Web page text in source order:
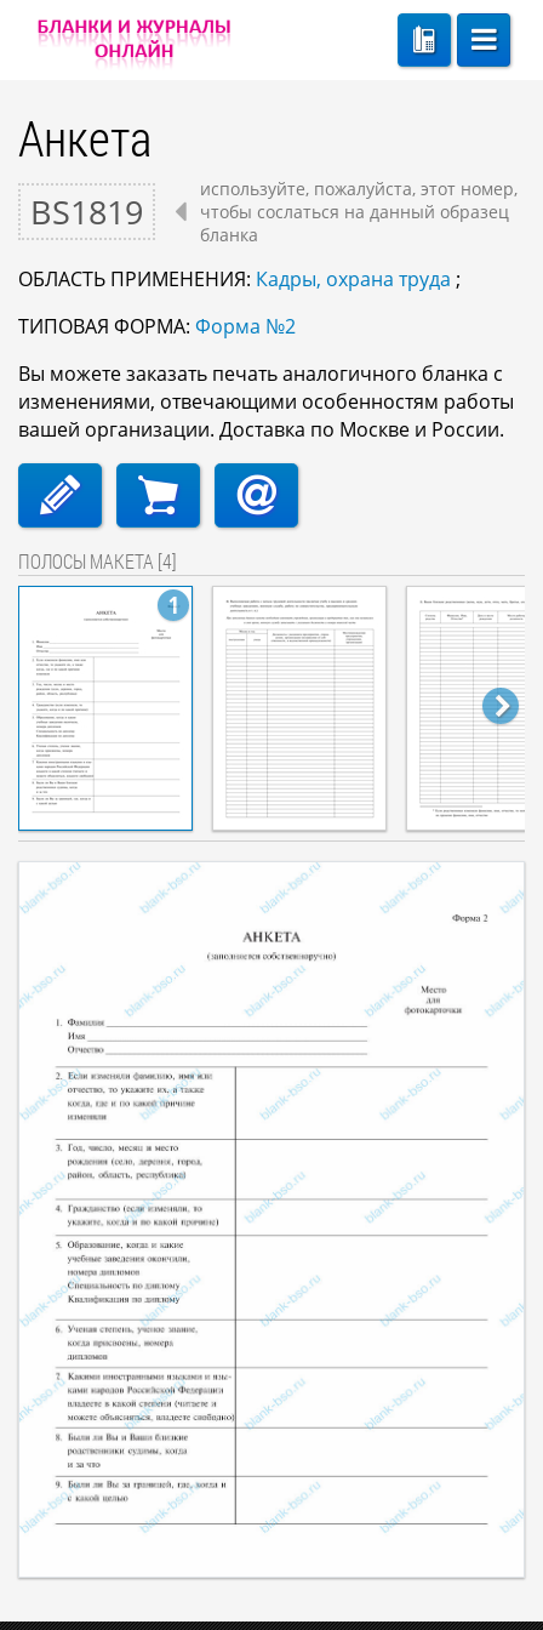
Анкета
BS1819
используйте, пожалуйста, этот номер,
чтобы сослаться на данный образец
бланка
ОБЛАСТЬ ПРИМЕНЕНИЯ: Кадры, охрана труда ;
ТИПОВАЯ ФОРМА: Форма №2
Вы можете заказать печать аналогичного бланка с
изменениями, отвечающими особенностям работы
вашей организации. Доставка по Москве и России.
ПОЛОСЫ МАКЕТА [4]
1